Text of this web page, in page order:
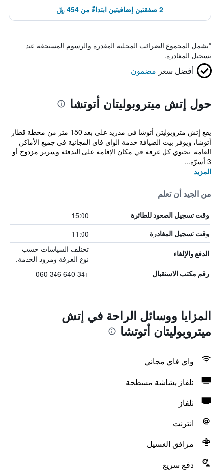
2 صفقتين إضافيتين ابتداءً من 454 ﷼
*يشمل المجموع الضرائب المحلية المقدرة والرسوم المستحقة عند
تسجيل المغادرة.
أفضل سعر مضمون
حول إتش ميتروبوليتان أتوتشا
يقع إتش متروبوليتن أتوشا في مدريد على بعد 150 متر من محطة قطار
أتوشا، ويوفر بيت الضيافة خدمة الواي فاي المجانية في جميع الأماكن
العامة. تحتوي كل غرفة في مكان الإقامة على التدفئة وسرير مزدوج أو
3 أسرّة...
المزيد
من الجيد أن تعلم
وقت تسجيل الصعود للطائرة 15:00
وقت تسجيل المغادرة 11:00
الدفع والإلغاء
تختلف السياسات حسب
نوع الغرفة ومزود الخدمة.
رقم مكتب الاستقبال +34 640 346 060
المزايا ووسائل الراحة في إتش
ميتروبوليتان أتوتشا
واي فاي مجاني
تلفاز بشاشة مسطحة
تلفاز
انترنت
مرافق الغسيل
دفع سريع